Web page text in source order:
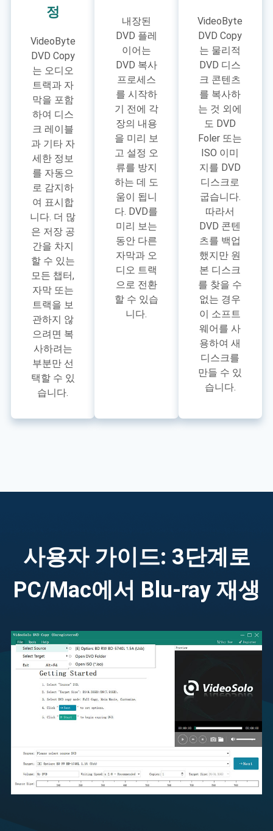
정
VideoByte
DVD Copy
는 오디오
트랙과 자
막을 포함
하여 디스
크 레이블
과 기타 자
세한 정보
를 자동으
로 감지하
여 표시합
니다. 더 많
은 저장 공
간을 차지
할 수 있는
모든 챕터,
자막 또는
트랙을 보
관하지 않
으려면 복
사하려는
부분만 선
택할 수 있
습니다.
내장된
DVD 플레
이어는
DVD 복사
프로세스
를 시작하
기 전에 각
장의 내용
을 미리 보
고 설정 오
류를 방지
하는 데 도
움이 됩니
다. DVD를
미리 보는
동안 다른
자막과 오
디오 트랙
으로 전환
할 수 있습
니다.
VideoByte
DVD Copy
는 물리적
DVD 디스
크 콘텐츠
를 복사하
는 것 외에
도 DVD
Foler 또는
ISO 이미
지를 DVD
디스크로
굽습니다.
따라서
DVD 콘텐
츠를 백업
했지만 원
본 디스크
를 찾을 수
없는 경우
이 소프트
웨어를 사
용하여 새
디스크를
만들 수 있
습니다.
사용자 가이드: 3단계로
PC/Mac에서 Blu-ray 재생